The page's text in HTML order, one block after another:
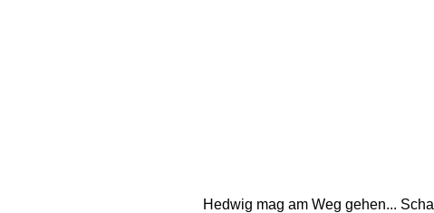
Hedwig mag am Weg gehen...